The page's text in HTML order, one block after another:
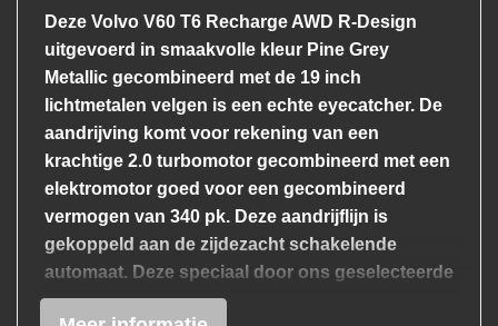
Deze Volvo V60 T6 Recharge AWD R-Design
uitgevoerd in smaakvolle kleur Pine Grey
Metallic gecombineerd met de 19 inch
lichtmetalen velgen is een echte eyecatcher. De
aandrijving komt voor rekening van een
krachtige 2.0 turbomotor gecombineerd met een
elektromotor goed voor een gecombineerd
vermogen van 340 pk. Deze aandrijflijn is
gekoppeld aan de zijdezacht schakelende
automaat. Deze speciaal door ons geselecteerde
sportieve Volvo zit goed in zijn opties, zo is de